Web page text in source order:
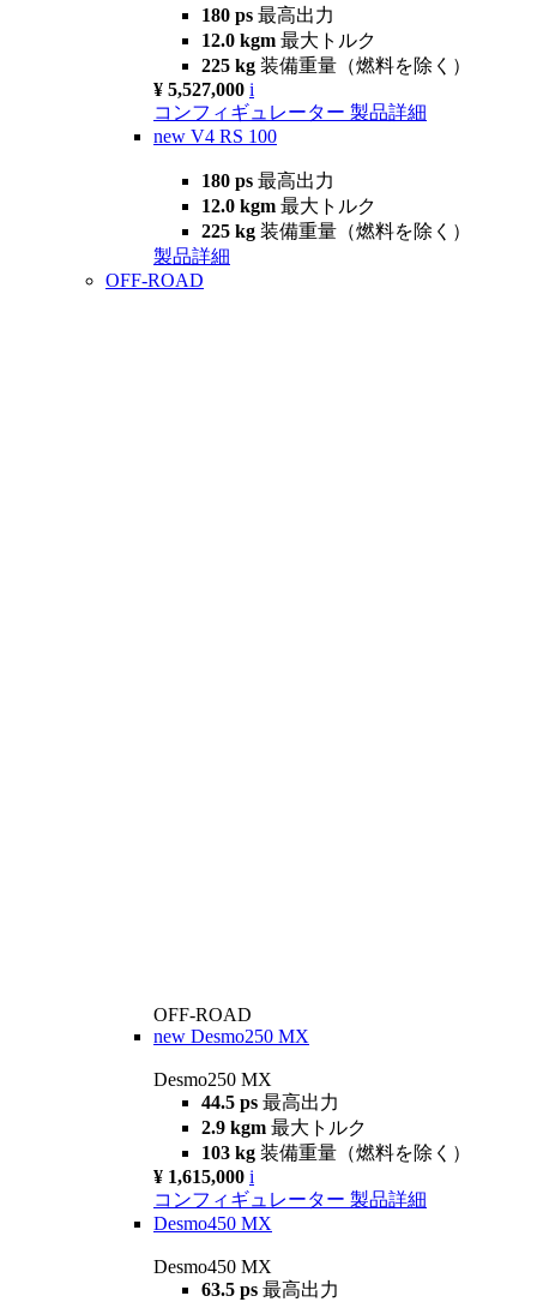
180 ps 最高出力
12.0 kgm 最大トルク
225 kg 装備重量（燃料を除く）
¥ 5,527,000 i
コンフィギュレーター 製品詳細
new V4 RS 100
180 ps 最高出力
12.0 kgm 最大トルク
225 kg 装備重量（燃料を除く）
製品詳細
OFF-ROAD
OFF-ROAD
new Desmo250 MX
Desmo250 MX
44.5 ps 最高出力
2.9 kgm 最大トルク
103 kg 装備重量（燃料を除く）
¥ 1,615,000 i
コンフィギュレーター 製品詳細
Desmo450 MX
Desmo450 MX
63.5 ps 最高出力